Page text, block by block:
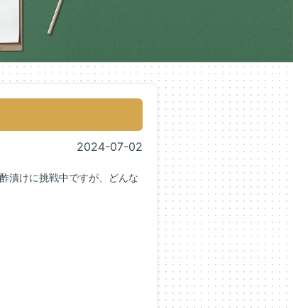
2024-07-02
漬けに挑戦中ですが、どんな